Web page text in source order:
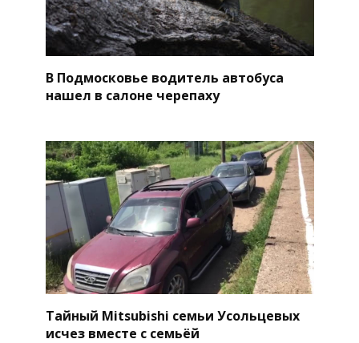
В Подмосковье водитель автобуса
нашел в салоне черепаху
Тайный Mitsubishi семьи Усольцевых
исчез вместе с семьёй